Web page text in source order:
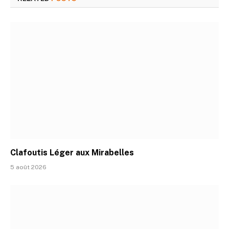
Clafoutis Léger aux Mirabelles
5 août 2026